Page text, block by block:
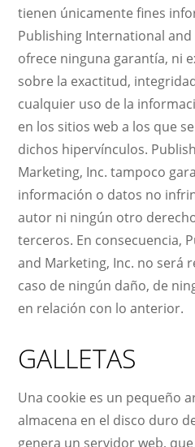
tienen únicamente fines
Publishing International and
ofrece ninguna garantía, ni
sobre la exactitud,
cualquier uso de la
en los sitios web a los que
dichos hipervínculos.
Marketing, Inc. tampoco
información o datos no
autor ni ningún otro
terceros. En consecuencia,
and Marketing, Inc. no será
caso de ningún daño, de
en relación con lo anterior.
GALLETAS
Una cookie es un pequeño
almacena en el disco duro
genera un servidor web,